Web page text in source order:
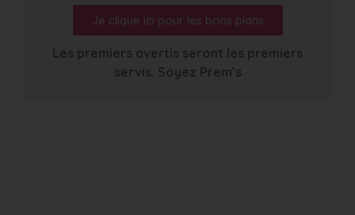
Je clique ici pour les bons plans
Les premiers avertis seront les premiers
servis. Soyez Prem’s